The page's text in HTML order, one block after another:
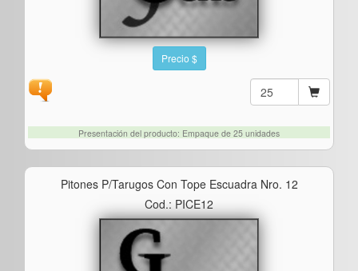
Precio $
Presentación del producto: Empaque de 25 unidades
Pitones P/tarugos Con Tope Escuadra Nro. 12
Cod.: PICE12